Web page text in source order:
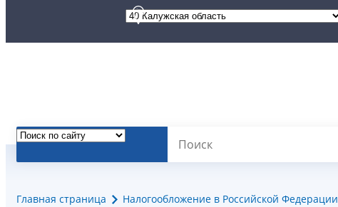
Главная страница Налогообложение в Российской Федерации